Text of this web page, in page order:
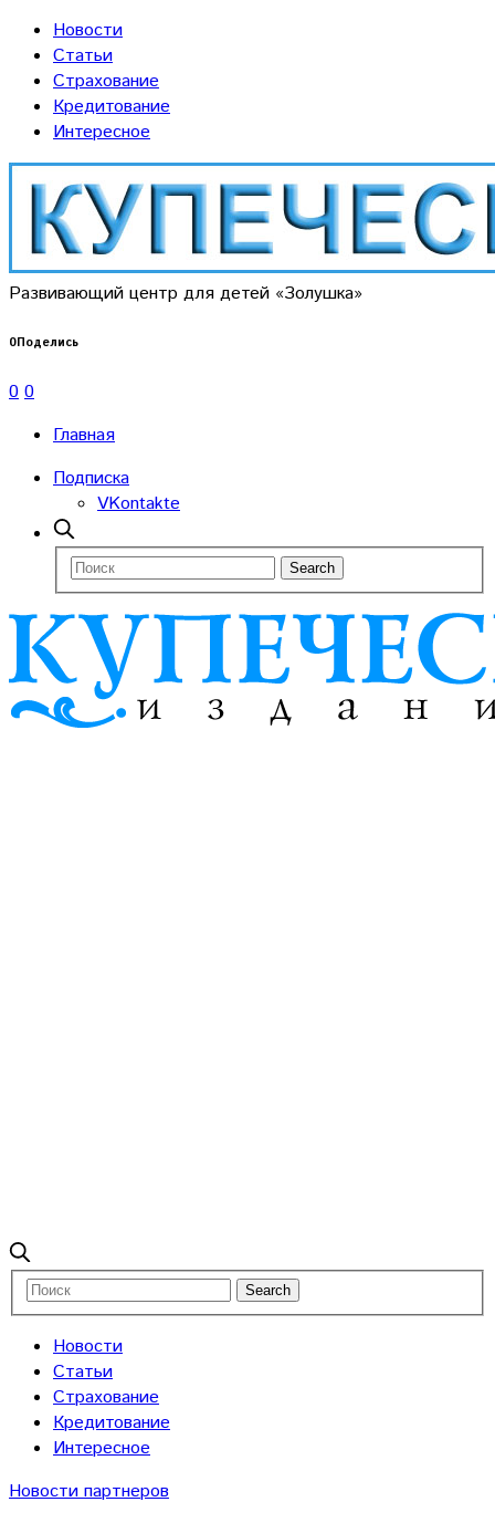
Новости
Статьи
Страхование
Кредитование
Интересное
Развивающий центр для детей «Золушка»
0Поделись
0 0
Главная
Подписка
VKontakte
Новости
Статьи
Страхование
Кредитование
Интересное
Новости партнеров